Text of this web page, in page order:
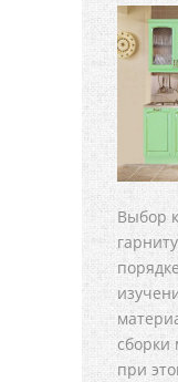
Выбор
сборки
при